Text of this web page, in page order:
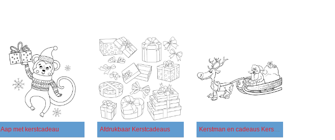
Aap met kerstcadeau Afdrukbaar Kerstcadeaus Kerstman en cadeaus Kerstmis